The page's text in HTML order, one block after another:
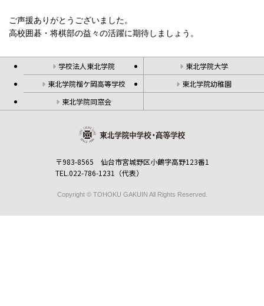
ご声援ありがとうございました。
高校囲碁・将棋部の益々の活躍に期待しましょう。
学校法人東北学院
東北学院大学
東北学院榴ケ岡高等学校
東北学院幼稚園
東北学院同窓会
〒983-8565 仙台市宮城野区小鶴字高野123番1
TEL.022-786-1231（代表）
Copyright © TOHOKU GAKUIN All Rights Reserved.